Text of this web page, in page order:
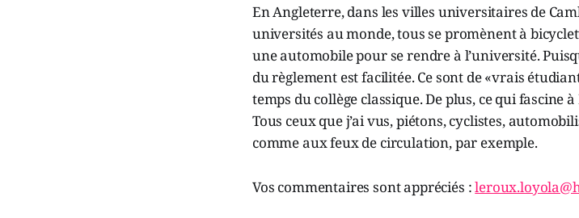
En Angleterre, dans les villes universitaires de
universités au monde, tous se promènent à
une automobile pour se rendre à l’université.
du règlement est facilitée. Ce sont de «vrais
temps du collège classique. De plus, ce qui fascine
Tous ceux que j’ai vus, piétons, cyclistes,
comme aux feux de circulation, par exemple.
Vos commentaires sont appréciés :